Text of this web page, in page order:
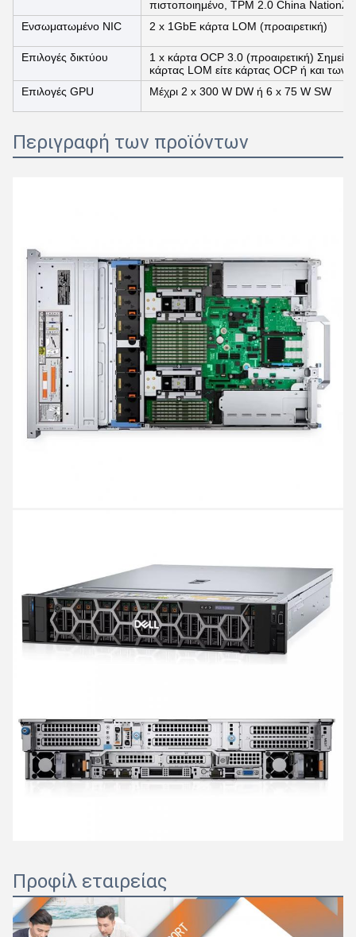
πιστοποιημένο, TPM 2.0 China NationZ
Ενσωματωμένο NIC
2 x 1GbE κάρτα LOM (προαιρετική)
Επιλογές δικτύου
1 x κάρτα OCP 3.0 (προαιρετική)
κάρτας LOM είτε κάρτας OCP ή και
Επιλογές GPU
Μέχρι 2 x 300 W DW ή 6 x 75 W SW
Περιγραφή των προϊόντων
Προφίλ εταιρείας